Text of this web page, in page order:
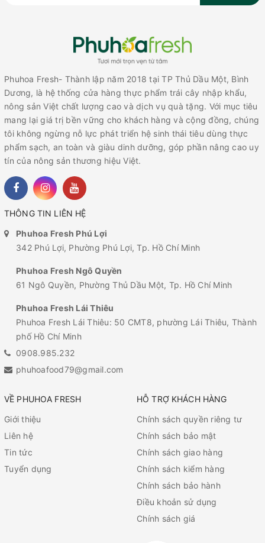
Phuhoa Fresh- Thành lập năm 2018 tại TP Thủ Dầu Một, Bình
Dương, là hệ thống cửa hàng thực phẩm trái cây nhập khẩu,
nông sản Việt chất lượng cao và dịch vụ quà tặng. Với mục tiêu
mang lại giá trị bền vững cho khách hàng và cộng đồng, chúng
tôi không ngừng nỗ lực phát triển hệ sinh thái tiêu dùng thực
phẩm sạch, an toàn và giàu dinh dưỡng, góp phần nâng cao uy
tín của nông sản thương hiệu Việt.
THÔNG TIN LIÊN HỆ
Phuhoa Fresh Phú Lợi
342 Phú Lợi, Phường Phú Lợi, Tp. Hồ Chí Minh
Phuhoa Fresh Ngô Quyền
61 Ngô Quyền, Phường Thủ Dầu Một, Tp. Hồ Chí Minh
Phuhoa Fresh Lái Thiêu
Phuhoa Fresh Lái Thiêu: 50 CMT8, phường Lái Thiêu, Thành
phố Hồ Chí Minh
0908.985.232
phuhoafood79@gmail.com
VỀ PHUHOA FRESH
Giới thiệu
Liên hệ
Tin tức
Tuyển dụng
HỖ TRỢ KHÁCH HÀNG
Chính sách quyền riêng tư
Chính sách bảo mật
Chính sách giao hàng
Chính sách kiểm hàng
Chính sách bảo hành
Điều khoản sử dụng
Chính sách giá